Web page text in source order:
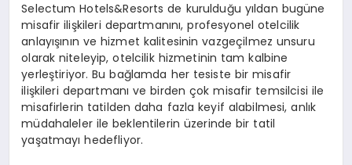
Selectum Hotels&Resorts de kurulduğu yıldan bugüne
misafir ilişkileri departmanını, profesyonel otelcilik
anlayışının ve hizmet kalitesinin vazgeçilmez unsuru
olarak niteleyip, otelcilik hizmetinin tam kalbine
yerleştiriyor. Bu bağlamda her tesiste bir misafir
ilişkileri departmanı ve birden çok misafir temsilcisi ile
misafirlerin tatilden daha fazla keyif alabilmesi, anlık
müdahaleler ile beklentilerin üzerinde bir tatil
yaşatmayı hedefliyor.